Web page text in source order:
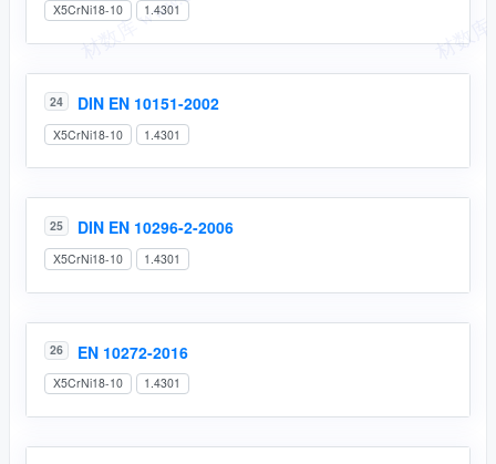
X5CrNi18-10 1.4301
24 DIN EN 10151-2002
X5CrNi18-10 1.4301
25 DIN EN 10296-2-2006
X5CrNi18-10 1.4301
26 EN 10272-2016
X5CrNi18-10 1.4301